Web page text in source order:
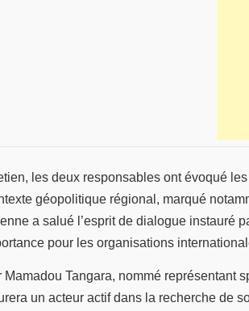
les deux responsables ont évoqué
géopolitique régional, marqué
a salué l’esprit de dialogue instauré
pour les organisations
Mamadou Tangara, nommé représentant
un acteur actif dans la recherche de